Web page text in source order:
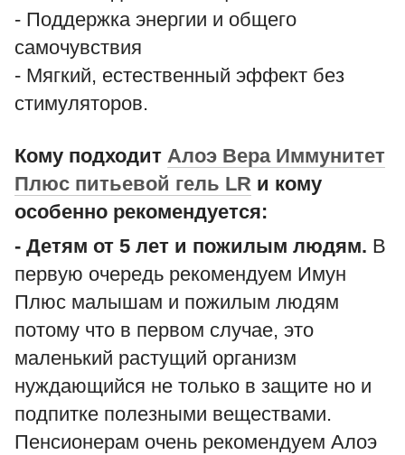
- Поддержка энергии и общего
самочувствия
- Мягкий, естественный эффект без
стимуляторов.
Кому подходит Алоэ Вера Иммунитет
Плюс питьевой гель LR и кому
особенно рекомендуется:
- Детям от 5 лет и пожилым людям. В
первую очередь рекомендуем Имун
Плюс малышам и пожилым людям
потому что в первом случае, это
маленький растущий организм
нуждающийся не только в защите но и
подпитке полезными веществами.
Пенсионерам очень рекомендуем Алоэ